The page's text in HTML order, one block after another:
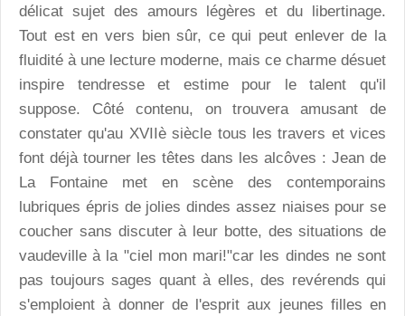
délicat sujet des amours légères et du libertinage.
Tout est en vers bien sûr, ce qui peut enlever de la
fluidité à une lecture moderne, mais ce charme désuet
inspire tendresse et estime pour le talent qu'il
suppose. Côté contenu, on trouvera amusant de
constater qu'au XVIIè siècle tous les travers et vices
font déjà tourner les têtes dans les alcôves : Jean de
La Fontaine met en scène des contemporains
lubriques épris de jolies dindes assez niaises pour se
coucher sans discuter à leur botte, des situations de
vaudeville à la "ciel mon mari!"car les dindes ne sont
pas toujours sages quant à elles, des revérends qui
s'emploient à donner de l'esprit aux jeunes filles en